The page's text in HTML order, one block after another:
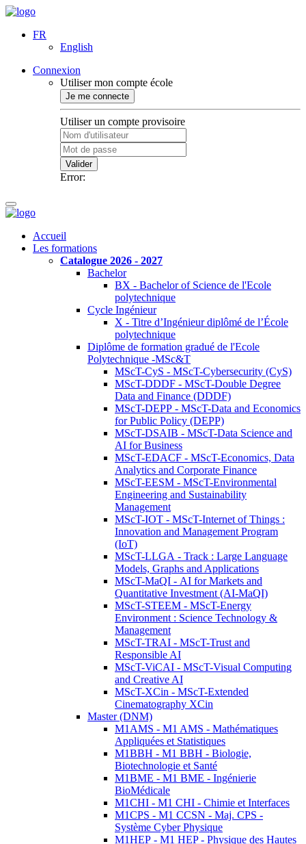
FR
English
Connexion
Utiliser mon compte école
Je me connecte
Utiliser un compte provisoire
Valider
Error:
Accueil
Les formations
Catalogue 2026 - 2027
Bachelor
BX - Bachelor of Science de l'Ecole
polytechnique
Cycle Ingénieur
X - Titre d’Ingénieur diplômé de l’École
polytechnique
Diplôme de formation gradué de l'Ecole
Polytechnique -MSc&T
MScT-CyS - MScT-Cybersecurity (CyS)
MScT-DDDF - MScT-Double Degree
Data and Finance (DDDF)
MScT-DEPP - MScT-Data and Economics
for Public Policy (DEPP)
MScT-DSAIB - MScT-Data Science and
AI for Business
MScT-EDACF - MScT-Economics, Data
Analytics and Corporate Finance
MScT-EESM - MScT-Environmental
Engineering and Sustainability
Management
MScT-IOT - MScT-Internet of Things :
Innovation and Management Program
(IoT)
MScT-LLGA - Track : Large Language
Models, Graphs and Applications
MScT-MaQI - AI for Markets and
Quantitative Investment (AI-MaQI)
MScT-STEEM - MScT-Energy
Environment : Science Technology &
Management
MScT-TRAI - MScT-Trust and
Responsible AI
MScT-ViCAI - MScT-Visual Computing
and Creative AI
MScT-XCin - MScT-Extended
Cinematography XCin
Master (DNM)
M1AMS - M1 AMS - Mathématiques
Appliquées et Statistiques
M1BBH - M1 BBH - Biologie,
Biotechnologie et Santé
M1BME - M1 BME - Ingénierie
BioMédicale
M1CHI - M1 CHI - Chimie et Interfaces
M1CPS - M1 CCSN - Maj. CPS -
Système Cyber Physique
M1HEP - M1 HEP - Physique des Hautes